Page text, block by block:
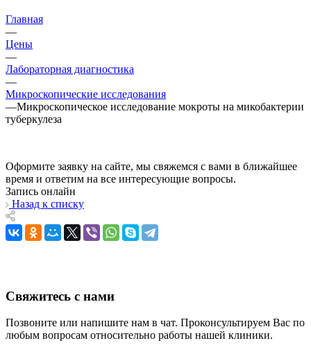
Главная
—
Цены
—
Лабораторная диагностика
—
Микроскопические исследования
—Микроскопическое исследование мокроты на микобактерии
туберкулеза
Оформите заявку на сайте, мы свяжемся с вами в ближайшее
время и ответим на все интересующие вопросы.
Запись онлайн
Назад к списку
Свяжитесь с нами
Позвоните или напишите нам в чат. Проконсультируем Вас по
любым вопросам относительно работы нашей клиники.